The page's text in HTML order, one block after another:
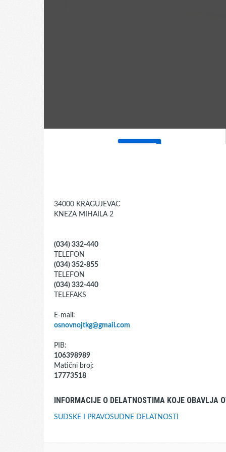
34000 KRAGUJEVAC
KNEZA MIHAILA 2
(034) 332-440
TELEFON
(034) 352-855
TELEFON
(034) 332-440
TELEFAKS
E-mail:
osnovnojtkg@gmail.com
PIB:
106398989
Matični broj:
17773518
INFORMACIJE O DELATNOSTIMA KOJE OBAVLJA
SUDSKE I PRAVOSUDNE DELATNOSTI